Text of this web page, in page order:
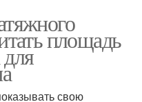
площадь
свою